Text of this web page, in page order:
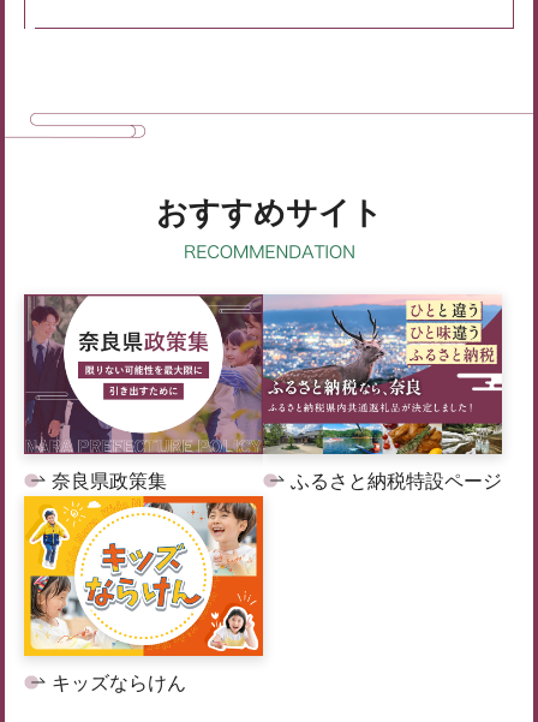
おすすめサイト
奈良県政策集 ふるさと納税特設ページ
キッズならけん